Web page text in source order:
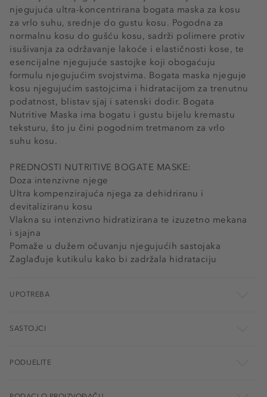
njegujuća ultra-koncentrirana bogata maska ​​za kosu
za vrlo suhu, srednje do gustu kosu. Pogodna ​​za
normalnu kosu do gušću kosu, sadrži polimere protiv
isušivanja za održavanje lakoće i elastičnosti kose, te
esencijalne njegujuće sastojke koji obogaćuju
formulu njegujućim svojstvima. Bogata maska njeguje
kosu njegujućim sastojcima i hidratacijom za trenutnu
podatnost, blistav sjaj i satenski dodir. Bogata
Nutritive Maska ima bogatu i gustu bijelu kremastu
teksturu, što ju čini pogodnim tretmanom za vrlo
suhu kosu.
PREDNOSTI NUTRITIVE BOGATE MASKE:
Doza intenzivne njege​
Ultra kompenzirajuća njega za dehidriranu i
devitaliziranu kosu​
Vlakna su intenzivno hidratizirana te izuzetno mekana
i sjajna​
Pomaže u dužem očuvanju njegujućih sastojaka​
Zaglađuje kutikulu kako bi zadržala hidrataciju​
UPOTREBA
SASTOJCI
PODIJELITE